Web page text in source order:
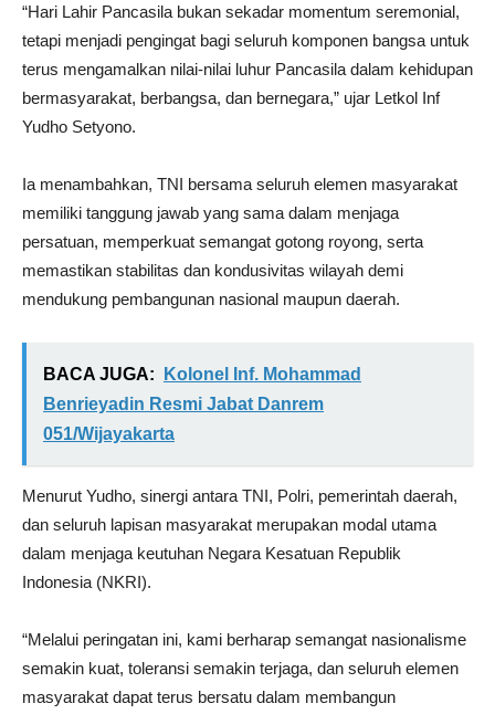
“Hari Lahir Pancasila bukan sekadar momentum seremonial,
tetapi menjadi pengingat bagi seluruh komponen bangsa untuk
terus mengamalkan nilai-nilai luhur Pancasila dalam kehidupan
bermasyarakat, berbangsa, dan bernegara,” ujar Letkol Inf
Yudho Setyono.
Ia menambahkan, TNI bersama seluruh elemen masyarakat
memiliki tanggung jawab yang sama dalam menjaga
persatuan, memperkuat semangat gotong royong, serta
memastikan stabilitas dan kondusivitas wilayah demi
mendukung pembangunan nasional maupun daerah.
BACA JUGA:
Kolonel Inf. Mohammad
Benrieyadin Resmi Jabat Danrem
051/Wijayakarta
Menurut Yudho, sinergi antara TNI, Polri, pemerintah daerah,
dan seluruh lapisan masyarakat merupakan modal utama
dalam menjaga keutuhan Negara Kesatuan Republik
Indonesia (NKRI).
“Melalui peringatan ini, kami berharap semangat nasionalisme
semakin kuat, toleransi semakin terjaga, dan seluruh elemen
masyarakat dapat terus bersatu dalam membangun